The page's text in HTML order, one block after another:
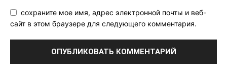
сохраните мое имя, адрес электронной почты и веб-
сайт в этом браузере для следующего комментария.